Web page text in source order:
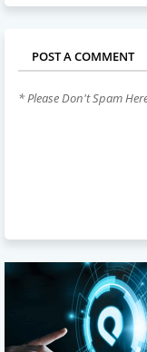
POST A COMMENT
* Please Don't Spam